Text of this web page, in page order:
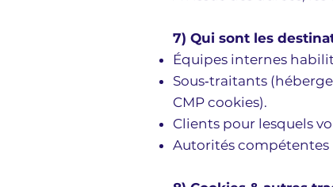
7) Qui sont les
Équipes internes
Sous‑traitants
CMP cookies).
Clients pour lesquels
Autorités compétentes